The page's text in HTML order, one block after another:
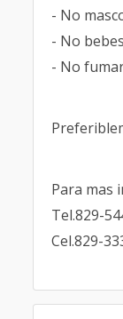
- No
- No
- No
Para mas
Tel.829-
Cel.829-